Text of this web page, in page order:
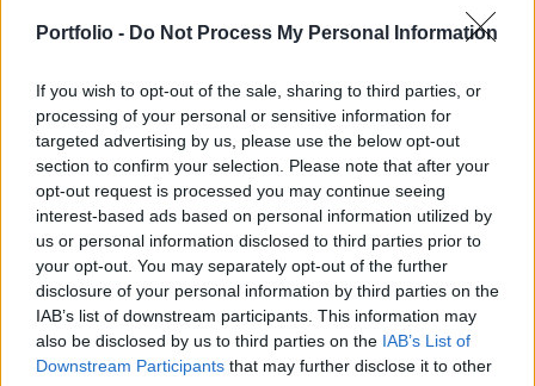
Portfolio - Do Not Process My Personal Information
If you wish to opt-out of the sale, sharing to third parties, or
processing of your personal or sensitive information for
targeted advertising by us, please use the below opt-out
section to confirm your selection. Please note that after your
opt-out request is processed you may continue seeing
interest-based ads based on personal information utilized by
us or personal information disclosed to third parties prior to
your opt-out. You may separately opt-out of the further
disclosure of your personal information by third parties on the
IAB’s list of downstream participants. This information may
also be disclosed by us to third parties on the IAB’s List of
Downstream Participants that may further disclose it to other
csúszásban van az új rendszer kiépítésével, ezért
a nemzeti fejlesztési miniszternek azonnal
közbeszerzési eljárás kiírásáról. Egyúttal azt is
belátja, hogy a jövő évi költségvetésben nem
szerepel a tervezés és kiépítés költsége, erre
forrást kell még találni, ez az összeg egyébként 42
milliárdra rúg. A határozathoz csatolt
mellékletben a kormány feltünteti az egyes
kategóriák díjtételeit is.
Szeptember második felében írhatja ki az Állami Autópálya
Kezelő Zrt. a megtett távolsággal arányos, elektronikus